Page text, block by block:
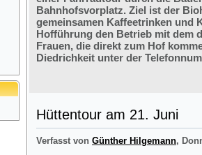
Bahnhofsvorplatz. Ziel ist der
gemeinsamen Kaffeetrinken und
Hofführung den Betrieb mit dem
Frauen, die direkt zum Hof
Diedrichkeit unter der
Hüttentour am 21. Juni
Verfasst von Günther Hilgemann,